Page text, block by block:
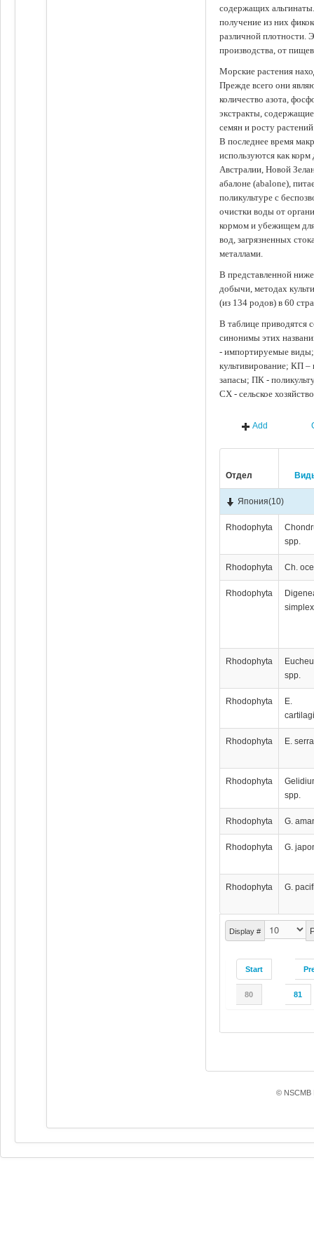
содержащих
получение из них
различной плотности.
производства, от
Морские растения
Прежде всего они
количество азота,
экстракты,
семян и росту
В последнее время
используются как
Австралии, Новой
абалоне (abalone),
поликультуре с
очистки воды от
кормом и убежищем
вод, загрязненных
металлами.
В представленной
добычи, методах
(из 134 родов) в 60
В таблице приводятся
синонимы этих
- импортируемые
культивирование; КП
запасы; ПК -
СХ - сельское
Add
Отдел
Display #
Start
80 81
Япония(10)
Rhodophyta
spp.
Rhodophyta Ch.
Rhodophyta
simplex
Rhodophyta
spp.
Rhodophyta
E.
Rhodophyta E. serra
Rhodophyta
spp.
Rhodophyta G.
Rhodophyta G.
Rhodophyta G.
© NSCMB